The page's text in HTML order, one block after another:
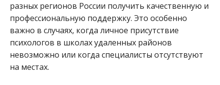
разных регионов России получить качественную и
профессиональную поддержку. Это особенно
важно в случаях, когда личное присутствие
психологов в школах удаленных районов
невозможно или когда специалисты отсутствуют
на местах.